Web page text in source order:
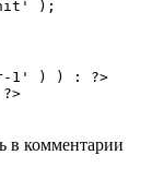
1' ) ) : ?>
в комментарии